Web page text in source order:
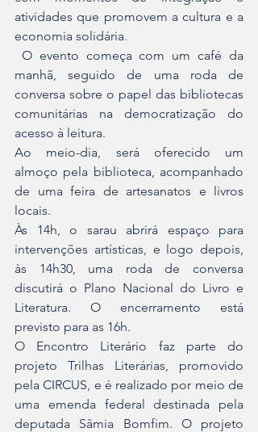
atividades que promovem a cultura e a
economia solidária.
manhã, seguido de uma roda de
conversa sobre o papel das bibliotecas
comunitárias na democratização do
acesso à leitura.
Ao meio-dia, será oferecido um
almoço pela biblioteca, acompanhado
de uma feira de artesanatos e livros
locais.
Às 14h, o sarau abrirá espaço para
intervenções artísticas, e logo depois,
às 14h30, uma roda de conversa
discutirá o Plano Nacional do Livro e
Literatura. O encerramento está
previsto para as 16h.
O Encontro Literário faz parte do
projeto Trilhas Literárias, promovido
pela CIRCUS, e é realizado por meio de
uma emenda federal destinada pela
deputada Sâmia Bomfim. O projeto